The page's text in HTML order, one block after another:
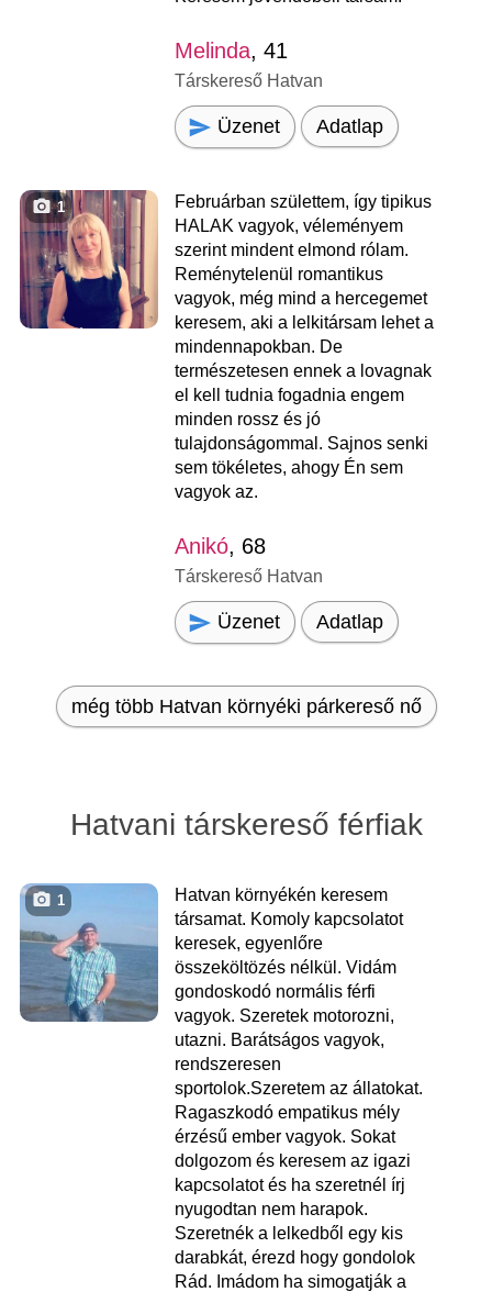
Melinda, 41
Társkereső Hatvan
Üzenet Adatlap
1
Februárban születtem, így tipikus
HALAK vagyok, véleményem
szerint mindent elmond rólam.
Reménytelenül romantikus
vagyok, még mind a hercegemet
keresem, aki a lelkitársam lehet a
mindennapokban. De
természetesen ennek a lovagnak
el kell tudnia fogadnia engem
minden rossz és jó
tulajdonságommal. Sajnos senki
sem tökéletes, ahogy Én sem
vagyok az.
Anikó, 68
Társkereső Hatvan
Üzenet Adatlap
még több Hatvan környéki párkereső nő
Hatvani társkereső férfiak
1
Hatvan környékén keresem
társamat. Komoly kapcsolatot
keresek, egyenlőre
összeköltözés nélkül. Vidám
gondoskodó normális férfi
vagyok. Szeretek motorozni,
utazni. Barátságos vagyok,
rendszeresen
sportolok.Szeretem az állatokat.
Ragaszkodó empatikus mély
érzésű ember vagyok. Sokat
dolgozom és keresem az igazi
kapcsolatot és ha szeretnél írj
nyugodtan nem harapok.
Szeretnék a lelkedből egy kis
darabkát, érezd hogy gondolok
Rád. Imádom ha simogatják a